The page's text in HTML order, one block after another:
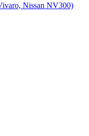
Nissan NV300)